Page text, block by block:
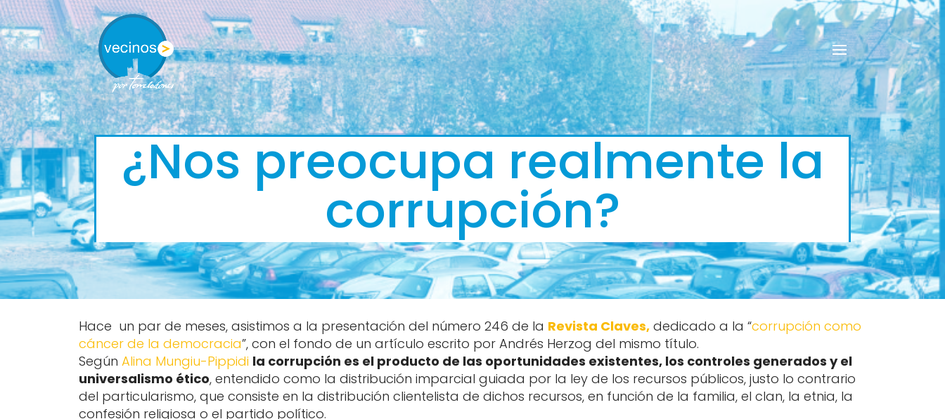
¿Nos preocupa realmente la
corrupción?
Hace un par de meses, asistimos a la presentación del número 246 de la Revista Claves, dedicado a la “corrupción como
cáncer de la democracia”, con el fondo de un artículo escrito por Andrés Herzog del mismo título.
Según Alina Mungiu-Pippidi la corrupción es el producto de las oportunidades existentes, los controles generados y el
universalismo ético, entendido como la distribución imparcial guiada por la ley de los recursos públicos, justo lo contrario
del particularismo, que consiste en la distribución clientelista de dichos recursos, en función de la familia, el clan, la etnia, la
confesión religiosa o el partido político.